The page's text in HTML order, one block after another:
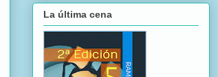
La última cena